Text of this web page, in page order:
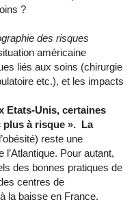
?
des risques
américaine
liés aux soins (chirurgie
etc.), et les impacts
Etats-Unis, certaines
plus à risque ». La
reste une
Pour autant,
des bonnes pratiques de
centres de
la baisse en France.